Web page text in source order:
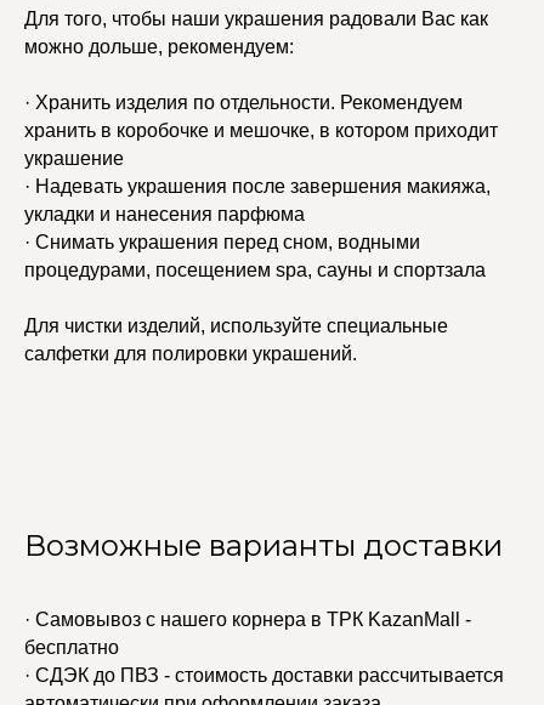
Для того, чтобы наши украшения радовали Вас как
можно дольше, рекомендуем:
· Хранить изделия по отдельности. Рекомендуем
хранить в коробочке и мешочке, в котором приходит
украшение
· Надевать украшения после завершения макияжа,
укладки и нанесения парфюма
· Снимать украшения перед сном, водными
процедурами, посещением spa, сауны и спортзала
Для чистки изделий, используйте специальные
салфетки для полировки украшений.
Возможные варианты доставки
· Самовывоз с нашего корнера в ТРК KazanMall -
бесплатно
· СДЭК до ПВЗ - стоимость доставки рассчитывается